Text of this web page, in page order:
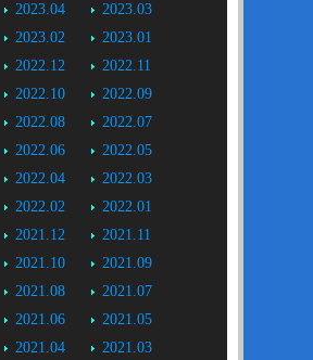
2023.04
2023.03
2023.02
2023.01
2022.12
2022.11
2022.10
2022.09
2022.08
2022.07
2022.06
2022.05
2022.04
2022.03
2022.02
2022.01
2021.12
2021.11
2021.10
2021.09
2021.08
2021.07
2021.06
2021.05
2021.04
2021.03